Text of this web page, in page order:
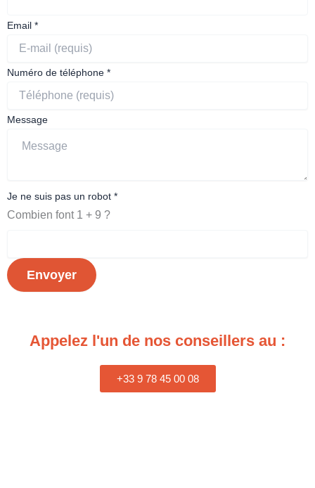
Email *
Numéro de téléphone *
Message
Je ne suis pas un robot *
Combien font 1 + 9 ?
Envoyer
Appelez l'un de nos conseillers au :
+33 9 78 45 00 08